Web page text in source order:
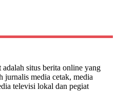
situs berita online yang
jurnalis media cetak, media
televisi lokal dan pegiat